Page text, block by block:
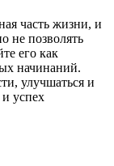
часть жизни, и
не позволять
его как
начинаний.
улучшаться и
успех